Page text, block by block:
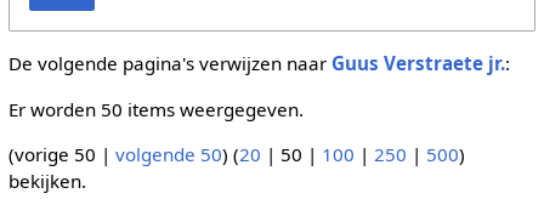
De volgende pagina's verwijzen naar Guus Verstraete jr.:
Er worden 50 items weergegeven.
(vorige 50 | volgende 50) (20 | 50 | 100 | 250 | 500)
bekijken.